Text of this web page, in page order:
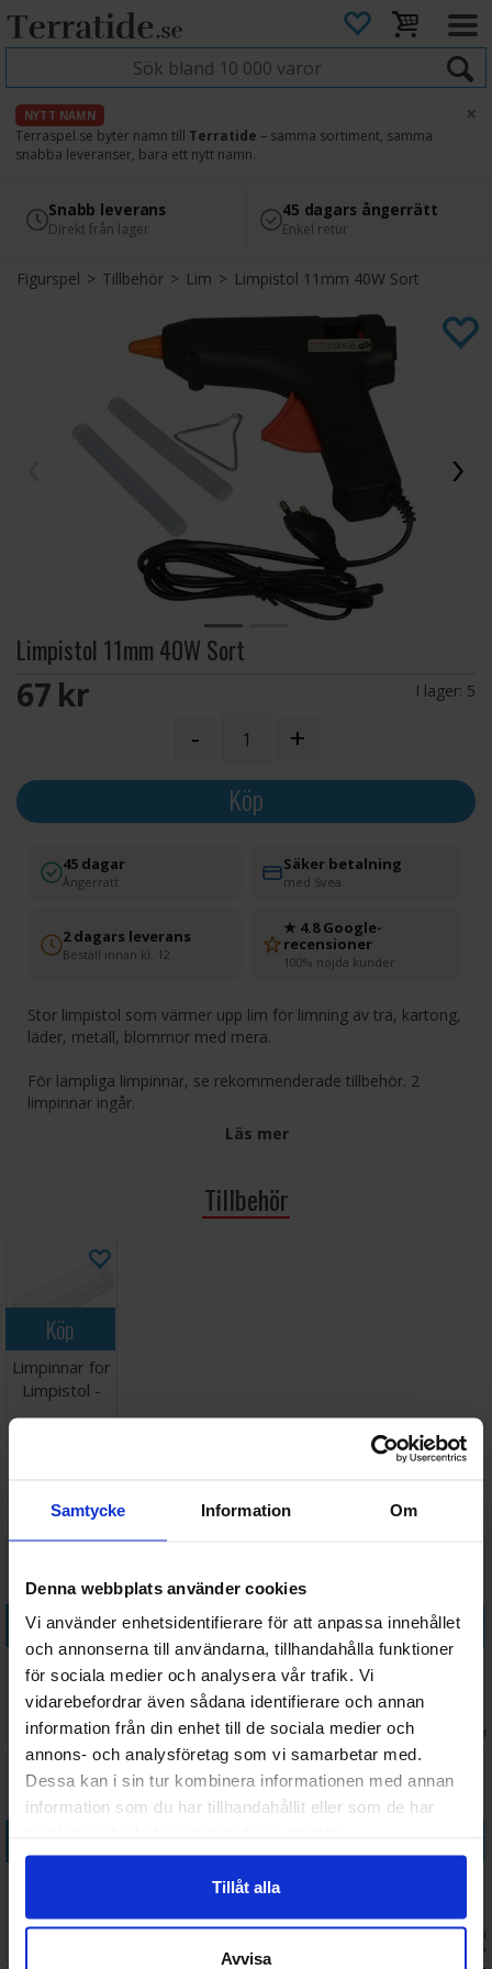
Samtycke Information Om
Denna webbplats använder cookies
Vi använder enhetsidentifierare för att anpassa innehållet
och annonserna till användarna, tillhandahålla funktioner
för sociala medier och analysera vår trafik. Vi
vidarebefordrar även sådana identifierare och annan
information från din enhet till de sociala medier och
annons- och analysföretag som vi samarbetar med.
Dessa kan i sin tur kombinera informationen med annan
information som du har tillhandahållit eller som de har
Tillåt alla
Avvisa
NYTT NAMN
Terraspel.se byter namn till Terratide – samma sortiment, samma
snabba leveranser, bara ett nytt namn.
×
4.8
Läs omdömen på Google
Säker betalning
med Svea
Snabb leverans
Direkt från lager
45 dagars ångerrätt
Enkel retur
Figurspel>Tillbehör> Lim> Limpistol 11mm 40W Sort
Limpistol 11mm 40W Sort
67 SEK I lager: 5
- +
Köp
45 dagar
Ångerrätt
Säker betalning
med Svea
2 dagars leverans
Beställ innan kl. 12
★ 4.8 Google-
recensioner
100% nöjda kunder
Stor limpistol som värmer upp lim för limning av trä, kartong,
läder, metall, blommor med mera.
För lämpliga limpinnar, se rekommenderade tillbehör. 2
limpinnar ingår.
Läs mer
Tillbehör
Köp
Limpinnar for
Limpistol -
11mm
Vi rekommenderar också
Köp
Super Glue -
24g
58 SEKI lager: 20+
Köp
Cement -
40ml
78 SEK I lager:17
Köp
Redgrass R9
Desk Lamp
4 499 SEK I lager:4
Köp
Wargamers
Edition
356 SEK I
Väntas in:
Instant Glue
20g
Spray - 200ml
Väntas in: Dust - 20g
Väntas
2026-